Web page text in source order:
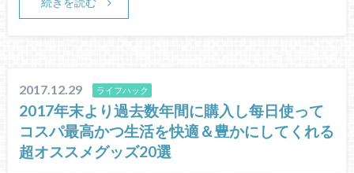
2017.12.29 ライフハック
2017年末より過去数年間に購入し每日使って
コスパ最高かつ生活を快適＆豊かにしてくれる
超オススメグッズ20選